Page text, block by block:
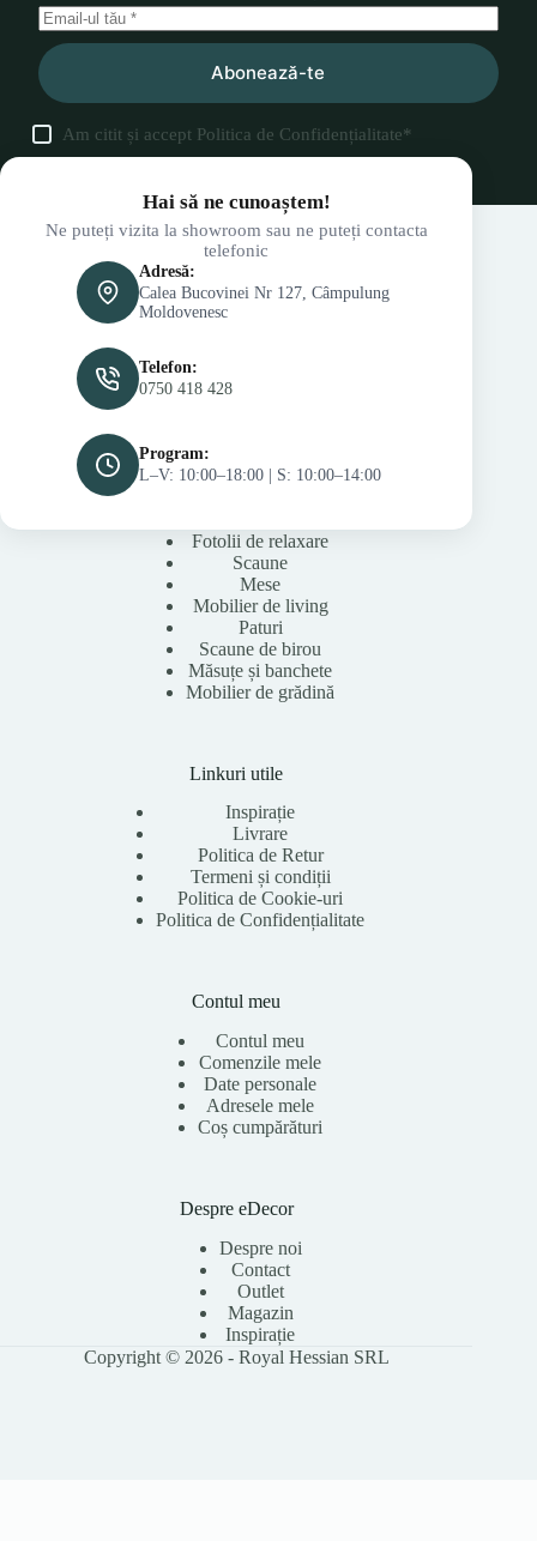
Abonează-te
Am citit și accept Politica de Confidențialitate*
Hai să ne cunoaștem!
Ne puteți vizita la showroom sau ne puteți contacta
telefonic
Adresă:
Calea Bucovinei Nr 127, Câmpulung
Moldovenesc
Telefon:
0750 418 428
Program:
L–V: 10:00–18:00 | S: 10:00–14:00
Fotolii de relaxare
Scaune
Mese
Mobilier de living
Paturi
Scaune de birou
Măsuțe și banchete
Mobilier de grădină
Linkuri utile
Inspirație
Livrare
Politica de Retur
Termeni și condiții
Politica de Cookie-uri
Politica de Confidențialitate
Contul meu
Contul meu
Comenzile mele
Date personale
Adresele mele
Coș cumpărături
Despre eDecor
Despre noi
Contact
Outlet
Magazin
Inspirație
Copyright © 2026 - Royal Hessian SRL